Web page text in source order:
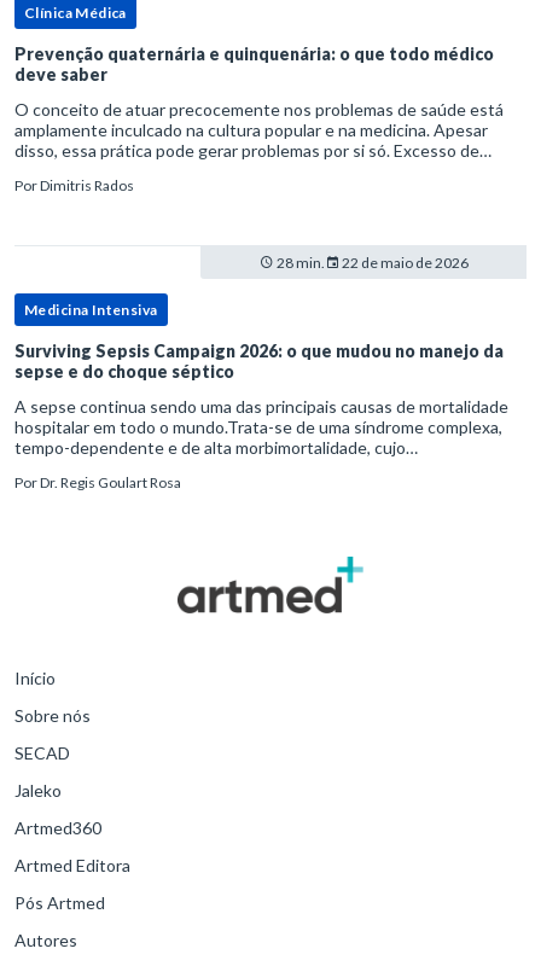
Clínica Médica
Prevenção quaternária e quinquenária: o que todo médico
deve saber
O conceito de atuar precocemente nos problemas de saúde está
amplamente inculcado na cultura popular e na medicina. Apesar
disso, essa prática pode gerar problemas por si só. Excesso de
PorDimitris Rados
28 min. 22 de maio de 2026
Medicina Intensiva
Surviving Sepsis Campaign 2026: o que mudou no manejo da
sepse e do choque séptico
A sepse continua sendo uma das principais causas de mortalidade
hospitalar em todo o mundo.Trata-se de uma síndrome complexa,
tempo-dependente e de alta morbimortalidade, cujo
para o desfe
PorDr. Regis Goulart Rosa
Início
Sobre nós
SECAD
Jaleko
Artmed360
Artmed Editora
Pós Artmed
Autores